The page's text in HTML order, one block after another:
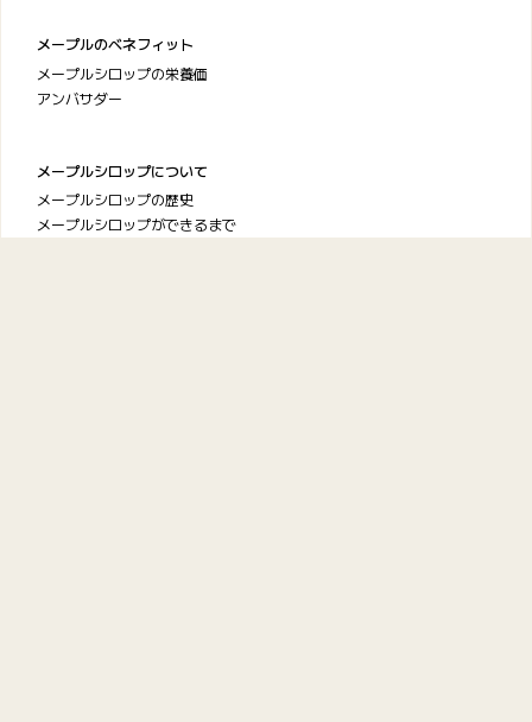
メープルのベネフィット
メープルシロップの栄養価
アンバサダー
メープルシロップについて
メープルシロップの歴史
メープルシロップができるまで